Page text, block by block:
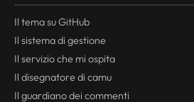
Il tema su GitHub
Il sistema di gestione
Il servizio che mi ospita
Il disegnatore di camu
Il guardiano dei commenti